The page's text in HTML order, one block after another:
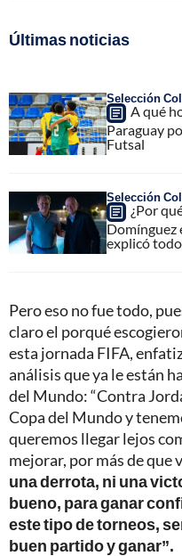
Últimas noticias
Selección
A qué
Paraguay
Futsal
Selección
¿Por
Domínguez
explicó todo
Pero eso no fue todo,
claro el porqué
esta jornada FIFA,
análisis que ya le están
del Mundo: “Contra
Copa del Mundo y
queremos llegar lejos
mejorar, por más de
una derrota, ni una
bueno, para ganar
este tipo de torneos,
buen partido y ganar”.